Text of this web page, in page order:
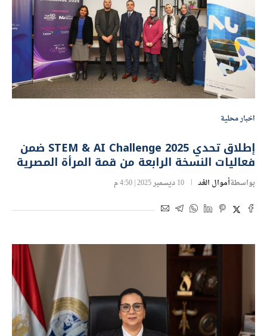
اخبار محلية
إطلاق تحدي STEM & AI Challenge 2025 ضمن
فعاليات النسخة الرابعة من قمة المرأة المصرية
بواسطةأموال الغد 10 ديسمبر 2025 | 4:50 م